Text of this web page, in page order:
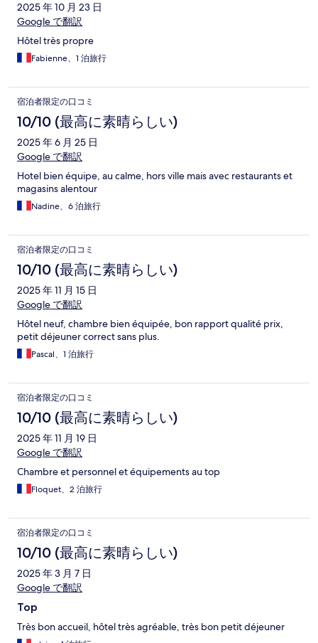
2025 年 10 月 23 日
Google で翻訳
Hôtel très propre
Fabienne、1 泊旅行
宿泊者限定の口コミ
10/10 (最高に素晴らしい)
2025 年 6 月 25 日
Google で翻訳
Hotel bien équipe, au calme, hors ville mais avec restaurants et
magasins alentour
Nadine、6 泊旅行
宿泊者限定の口コミ
10/10 (最高に素晴らしい)
2025 年 11 月 15 日
Google で翻訳
Hôtel neuf, chambre bien équipée, bon rapport qualité prix,
petit déjeuner correct sans plus.
Pascal、1 泊旅行
宿泊者限定の口コミ
10/10 (最高に素晴らしい)
2025 年 11 月 19 日
Google で翻訳
Chambre et personnel et équipements au top
Floquet、2 泊旅行
宿泊者限定の口コミ
10/10 (最高に素晴らしい)
2025 年 3 月 7 日
Google で翻訳
Top
Très bon accueil, hôtel très agréable, très bon petit déjeuner